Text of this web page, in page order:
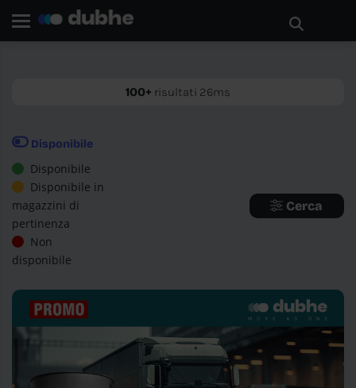
100+ risultati 26ms
Disponibile
Disponibile
Disponibile in
magazzini di
pertinenza
Non
disponibile
Cerca